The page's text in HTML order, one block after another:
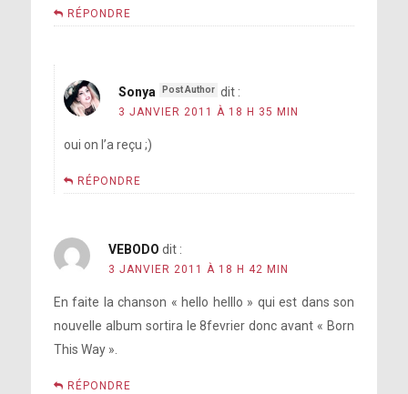
RÉPONDRE
Sonya dit :
3 JANVIER 2011 À 18 H 35 MIN
oui on l’a reçu ;)
RÉPONDRE
VEBODO dit :
3 JANVIER 2011 À 18 H 42 MIN
En faite la chanson « hello helllo » qui est dans son
nouvelle album sortira le 8fevrier donc avant « Born
This Way ».
RÉPONDRE